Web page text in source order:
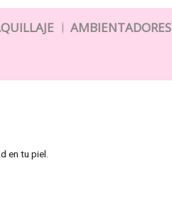
AMBIENTADORES
en tu piel.